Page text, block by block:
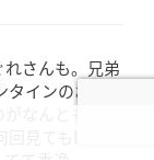
さんも。兄弟
インのお返し
なんとも言え